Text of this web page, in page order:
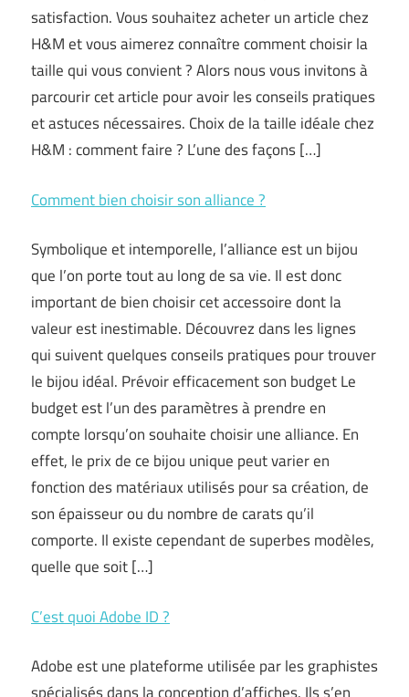
satisfaction. Vous souhaitez acheter un article chez
H&M et vous aimerez connaître comment choisir la
taille qui vous convient ? Alors nous vous invitons à
parcourir cet article pour avoir les conseils pratiques
et astuces nécessaires. Choix de la taille idéale chez
H&M : comment faire ? L’une des façons […]
Comment bien choisir son alliance ?
Symbolique et intemporelle, l’alliance est un bijou
que l’on porte tout au long de sa vie. Il est donc
important de bien choisir cet accessoire dont la
valeur est inestimable. Découvrez dans les lignes
qui suivent quelques conseils pratiques pour trouver
le bijou idéal. Prévoir efficacement son budget Le
budget est l’un des paramètres à prendre en
compte lorsqu’on souhaite choisir une alliance. En
effet, le prix de ce bijou unique peut varier en
fonction des matériaux utilisés pour sa création, de
son épaisseur ou du nombre de carats qu’il
comporte. Il existe cependant de superbes modèles,
quelle que soit […]
C’est quoi Adobe ID ?
Adobe est une plateforme utilisée par les graphistes